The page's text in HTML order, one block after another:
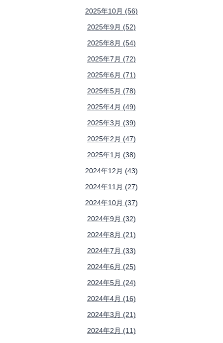
2025年10月 (56)
2025年9月 (52)
2025年8月 (54)
2025年7月 (72)
2025年6月 (71)
2025年5月 (78)
2025年4月 (49)
2025年3月 (39)
2025年2月 (47)
2025年1月 (38)
2024年12月 (43)
2024年11月 (27)
2024年10月 (37)
2024年9月 (32)
2024年8月 (21)
2024年7月 (33)
2024年6月 (25)
2024年5月 (24)
2024年4月 (16)
2024年3月 (21)
2024年2月 (11)